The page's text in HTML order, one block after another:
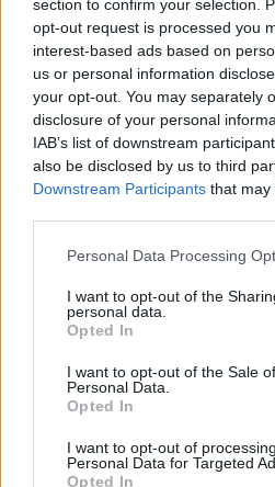
section to confirm your selection.
opt-out request is processed you
interest-based ads based on
us or personal information
your opt-out. You may separately
disclosure of your personal
IAB’s list of downstream
also be disclosed by us to third
Downstream Participants that may
Personal Data Processing
I want to opt-out of the
personal data.
Opted In
I want to opt-out of the Sale
Personal Data.
Opted In
I want to opt-out of
Personal Data for Targeted
Opted In